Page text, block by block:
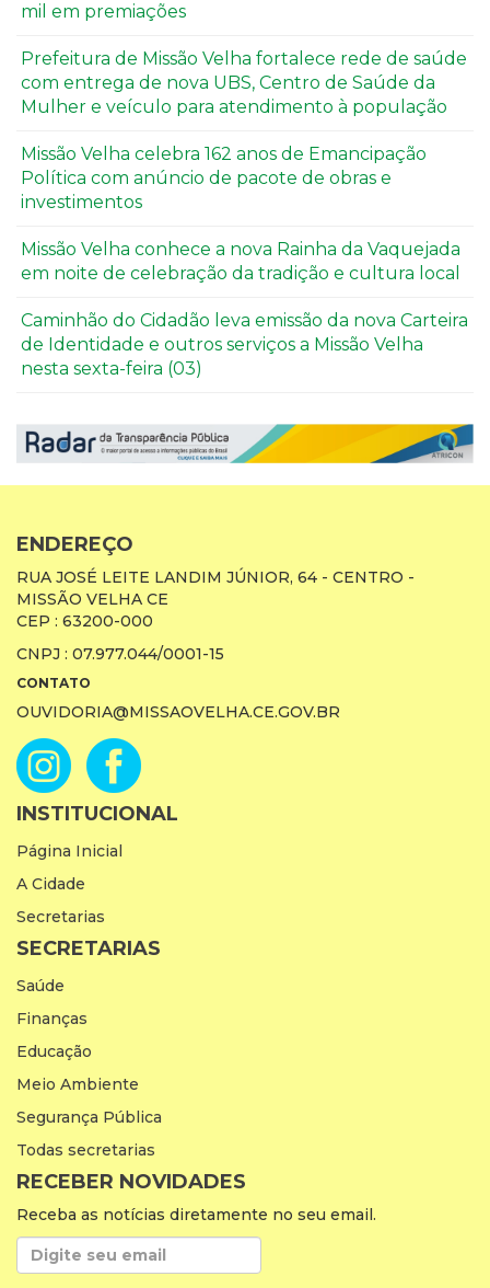
mil em premiações
Prefeitura de Missão Velha fortalece rede de saúde
com entrega de nova UBS, Centro de Saúde da
Mulher e veículo para atendimento à população
Missão Velha celebra 162 anos de Emancipação
Política com anúncio de pacote de obras e
investimentos
Missão Velha conhece a nova Rainha da Vaquejada
em noite de celebração da tradição e cultura local
Caminhão do Cidadão leva emissão da nova Carteira
de Identidade e outros serviços a Missão Velha
nesta sexta-feira (03)
ENDEREÇO
RUA JOSÉ LEITE LANDIM JÚNIOR, 64 - CENTRO -
MISSÃO VELHA CE
CEP : 63200-000
CNPJ : 07.977.044/0001-15
CONTATO
OUVIDORIA@MISSAOVELHA.CE.GOV.BR
INSTITUCIONAL
Página Inicial
A Cidade
Secretarias
SECRETARIAS
Saúde
Finanças
Educação
Meio Ambiente
Segurança Pública
Todas secretarias
RECEBER NOVIDADES
Receba as notícias diretamente no seu email.